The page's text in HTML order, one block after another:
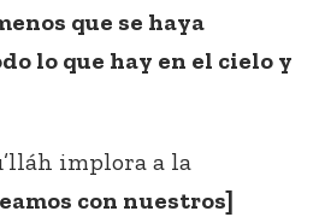
que se haya
lo que hay en el cielo y
implora a la
con nuestros]